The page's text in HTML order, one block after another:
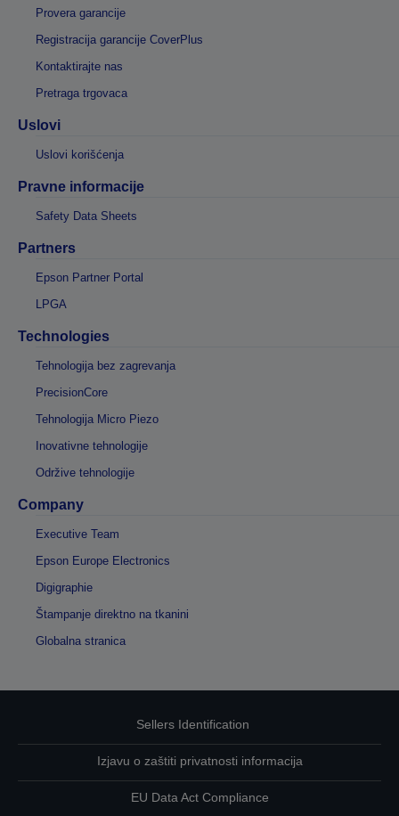
Provera garancije
Registracija garancije CoverPlus
Kontaktirajte nas
Pretraga trgovaca
Uslovi
Uslovi korišćenja
Pravne informacije
Safety Data Sheets
Partners
Epson Partner Portal
LPGA
Technologies
Tehnologija bez zagrevanja
PrecisionCore
Tehnologija Micro Piezo
Inovativne tehnologije
Održive tehnologije
Company
Executive Team
Epson Europe Electronics
Digigraphie
Štampanje direktno na tkanini
Globalna stranica
Sellers Identification
Izjavu o zaštiti privatnosti informacija
EU Data Act Compliance